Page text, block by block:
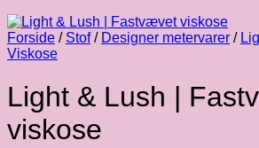
Forside / Stof / Designer metervarer /
Viskose
Light & Lush |
viskose